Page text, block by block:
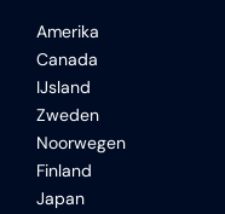
Amerika
Canada
IJsland
Zweden
Noorwegen
Finland
Japan